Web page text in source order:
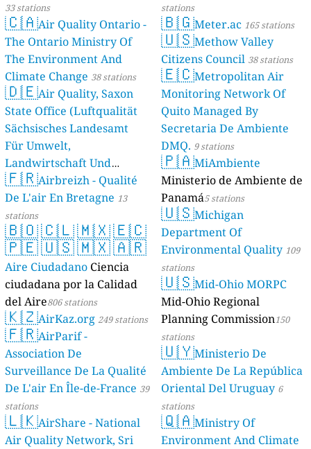
33 stations
🇨🇦Air Quality Ontario -
The Ontario Ministry Of
The Environment And
Climate Change 38 stations
🇩🇪Air Quality, Saxon
State Office (Luftqualität
Sächsisches Landesamt
Für Umwelt,
Landwirtschaft Und
Geologie) 50 stations
🇫🇷Airbreizh - Qualité
De L'air En Bretagne 13
stations
🇧🇴🇨🇱🇲🇽🇪🇨
🇵🇪🇺🇸🇲🇽🇦🇷
Aire Ciudadano Ciencia
ciudadana por la Calidad
del Aire806 stations
🇰🇿AirKaz.org 249 stations
🇫🇷AirParif -
Association De
Surveillance De La Qualité
De L'air En Île-de-France 39
stations
🇱🇰AirShare - National
Air Quality Network, Sri
stations
🇧🇬Meter.ac 165 stations
🇺🇸Methow Valley
Citizens Council 38 stations
🇪🇨Metropolitan Air
Monitoring Network Of
Quito Managed By
Secretaria De Ambiente
DMQ. 9 stations
🇵🇦MiAmbiente
Ministerio de Ambiente de
Panamá5 stations
🇺🇸Michigan
Department Of
Environmental Quality 109
stations
🇺🇸Mid-Ohio MORPC
Mid-Ohio Regional
Planning Commission150
stations
🇺🇾Ministerio De
Ambiente De La República
Oriental Del Uruguay 6
stations
🇶🇦Ministry Of
Environment And Climate